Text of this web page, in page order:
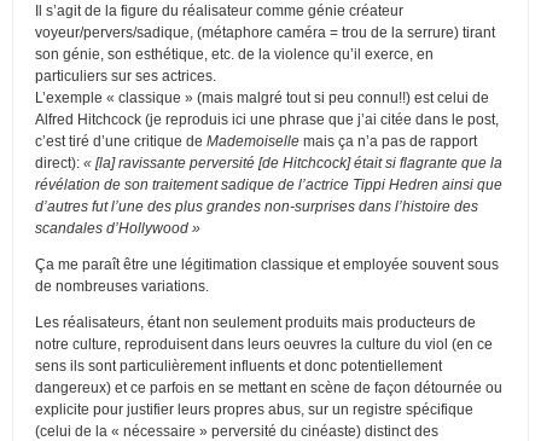
Il s’agit de la figure du réalisateur comme génie créateur
voyeur/pervers/sadique, (métaphore caméra = trou de la serrure) tirant
son génie, son esthétique, etc. de la violence qu’il exerce, en
particuliers sur ses actrices.
L’exemple « classique » (mais malgré tout si peu connu!!) est celui de
Alfred Hitchcock (je reproduis ici une phrase que j’ai citée dans le post,
c’est tiré d’une critique de Mademoiselle mais ça n’a pas de rapport
direct): « [la] ravissante perversité [de Hitchcock] était si flagrante que la
révélation de son traitement sadique de l’actrice Tippi Hedren ainsi que
d’autres fut l’une des plus grandes non-surprises dans l’histoire des
scandales d’Hollywood »
Ça me paraît être une légitimation classique et employée souvent sous
de nombreuses variations.
Les réalisateurs, étant non seulement produits mais producteurs de
notre culture, reproduisent dans leurs oeuvres la culture du viol (en ce
sens ils sont particulièrement influents et donc potentiellement
dangereux) et ce parfois en se mettant en scène de façon détournée ou
explicite pour justifier leurs propres abus, sur un registre spécifique
(celui de la « nécessaire » perversité du cinéaste) distinct des